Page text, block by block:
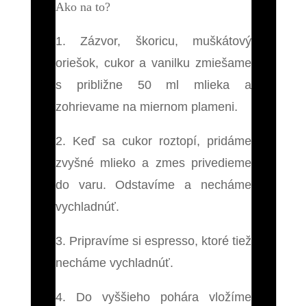
Ako na to?
1. Zázvor, škoricu, muškátový
oriešok, cukor a vanilku zmiešame
s približne 50 ml mlieka a
zohrievame na miernom plameni.
2. Keď sa cukor roztopí, pridáme
zvyšné mlieko a zmes privedieme
do varu. Odstavíme a necháme
vychladnúť.
3. Pripravíme si espresso, ktoré tiež
necháme vychladnúť.
4. Do vyššieho pohára vložíme